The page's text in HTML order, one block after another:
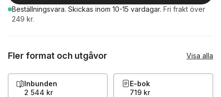
Beställningsvara. Skickas inom 10-15 vardagar. Fri frakt över
249 kr.
Fler format och utgåvor Visa alla
Inbunden
2 544 kr
E-bok
719 kr